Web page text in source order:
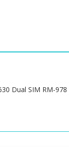
Dual SIM RM-